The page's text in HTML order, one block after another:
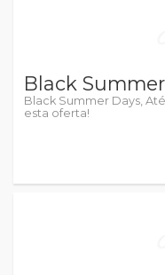
Black
Black Summer Days,
esta oferta!